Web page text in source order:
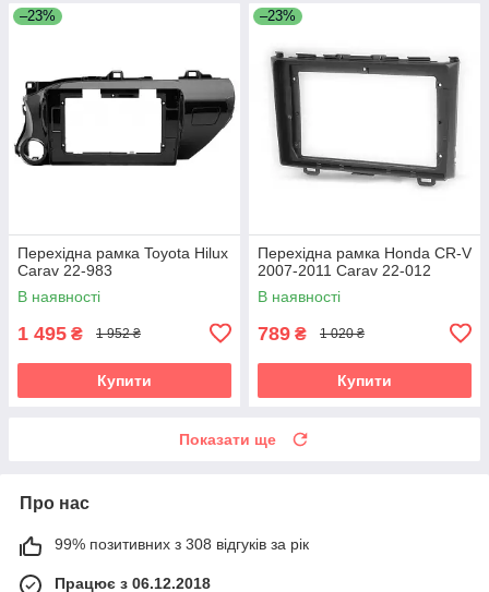
–23%
Перехідна рамка Toyota Hilux
Carav 22-983
В наявності
1 495 ₴ 1 952 ₴
Купити
–23%
Перехідна рамка Honda CR-V
2007-2011 Carav 22-012
В наявності
789 ₴ 1 020 ₴
Купити
Показати ще
Про нас
99% позитивних з 308 відгуків за рік
Працює з 06.12.2018